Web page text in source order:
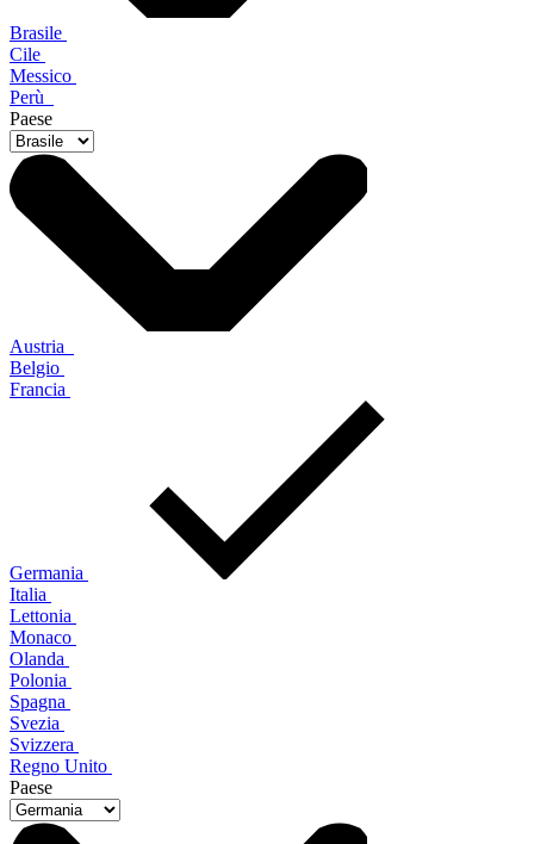
Brasile
Cile
Messico
Perù
Paese
Austria
Belgio
Francia
Germania
Italia
Lettonia
Monaco
Olanda
Polonia
Spagna
Svezia
Svizzera
Regno Unito
Paese